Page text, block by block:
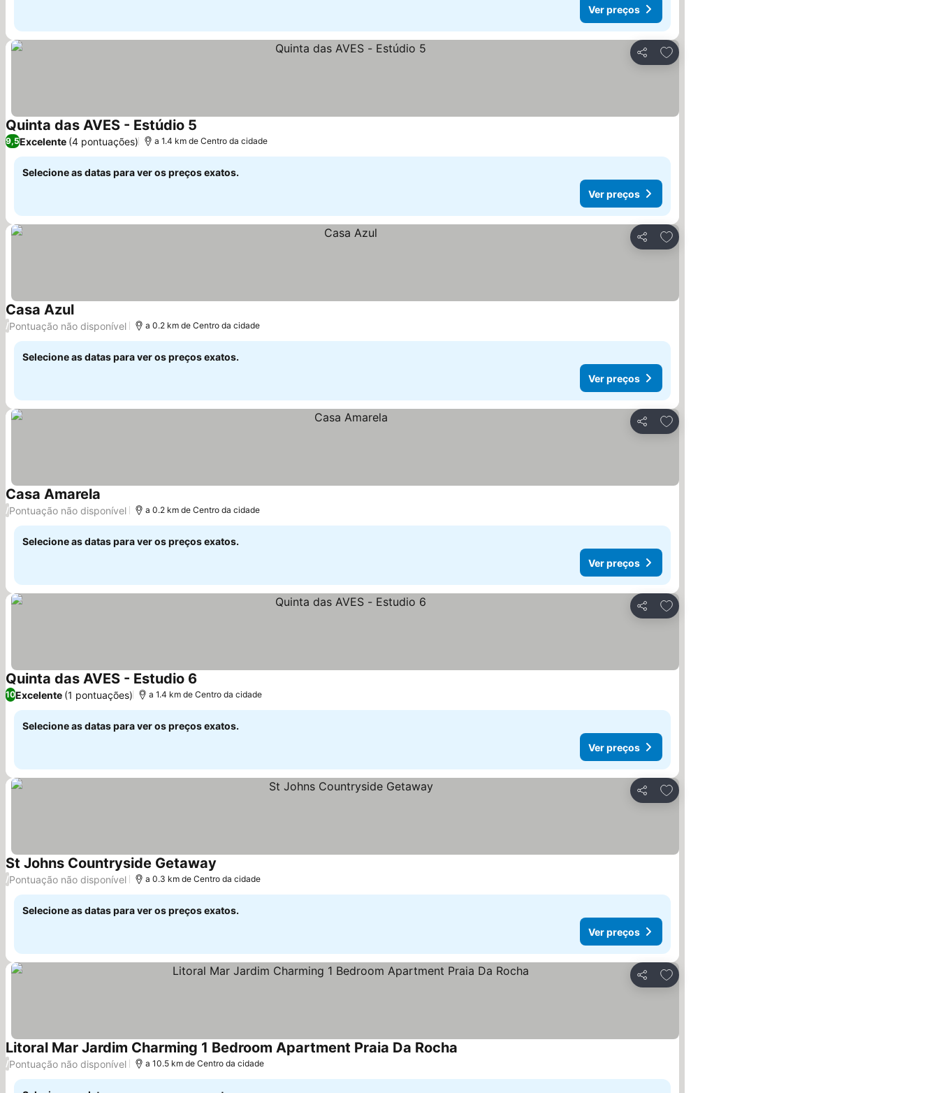
Ver preços
Partilhar
Adicionar aos favoritos
Quinta das AVES - Estúdio 5
9,5Excelente (4 pontuações) a 1.4 km de Centro da cidade
Selecione as datas para ver os preços exatos.
Ver preços
Partilhar
Adicionar aos favoritos
Casa Azul
/Pontuação não disponível a 0.2 km de Centro da cidade
Selecione as datas para ver os preços exatos.
Ver preços
Partilhar
Adicionar aos favoritos
Casa Amarela
/Pontuação não disponível a 0.2 km de Centro da cidade
Selecione as datas para ver os preços exatos.
Ver preços
Partilhar
Adicionar aos favoritos
Quinta das AVES - Estudio 6
10Excelente (1 pontuações) a 1.4 km de Centro da cidade
Selecione as datas para ver os preços exatos.
Ver preços
Partilhar
Adicionar aos favoritos
St Johns Countryside Getaway
/Pontuação não disponível a 0.3 km de Centro da cidade
Selecione as datas para ver os preços exatos.
Ver preços
Partilhar
Adicionar aos favoritos
Litoral Mar Jardim Charming 1 Bedroom Apartment Praia Da Rocha
/Pontuação não disponível a 10.5 km de Centro da cidade